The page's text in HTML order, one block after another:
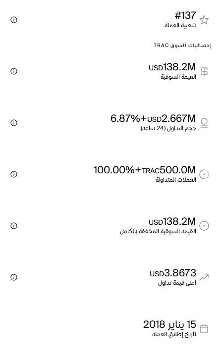
#137
شعبية العملة
إحصائيات السوق TRAC
138.2M
USD
القيمة السوقية
2.667M
USD
+6.87%
حجم التداول (24 ساعة)
500.0M
TRAC
+100.00%
العملات المتداولة
138.2M
USD
القيمة السوقية المخففة بالكامل
3.8673
USD
أعلى قيمة تداول
15 يناير 2018
تاريخ إطلاق العملة